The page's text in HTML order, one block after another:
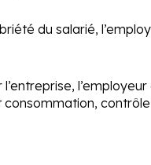
du salarié,